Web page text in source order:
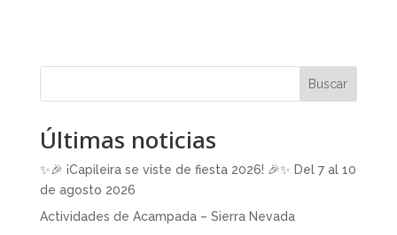
Buscar
Últimas noticias
✨🎉 ¡Capileira se viste de fiesta 2026! 🎉✨ Del 7 al 10
de agosto 2026
Actividades de Acampada – Sierra Nevada